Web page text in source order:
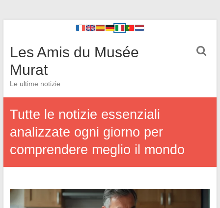
Les Amis du Musée
Murat
Le ultime notizie
Tutte le notizie essenziali
analizzate ogni giorno per
comprendere meglio il mondo